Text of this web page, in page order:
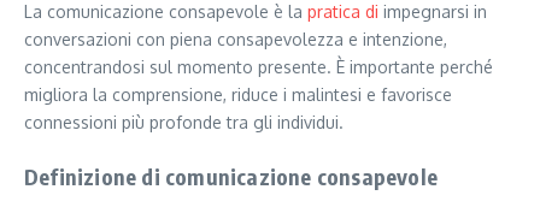
La comunicazione consapevole è la pratica di impegnarsi in
conversazioni con piena consapevolezza e intenzione,
concentrandosi sul momento presente. È importante perché
migliora la comprensione, riduce i malintesi e favorisce
connessioni più profonde tra gli individui.
Definizione di comunicazione consapevole